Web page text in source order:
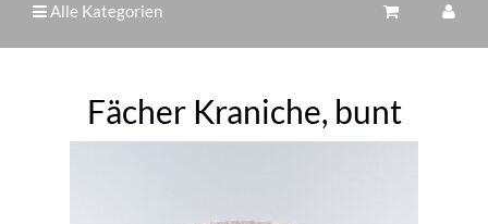
Alle Kategorien
Fächer Kraniche, bunt